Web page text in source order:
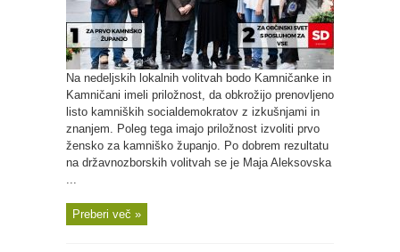
Na nedeljskih lokalnih volitvah bodo Kamničanke in
Kamničani imeli priložnost, da obkrožijo prenovljeno
listo kamniških socialdemokratov z izkušnjami in
znanjem. Poleg tega imajo priložnost izvoliti prvo
žensko za kamniško županjo. Po dobrem rezultatu
na državnozborskih volitvah se je Maja Aleksovska
...
Preberi več »